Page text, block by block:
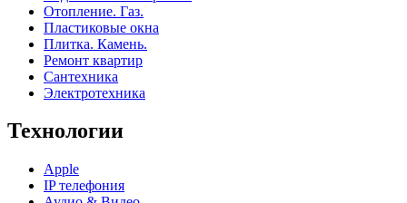
Отопление. Газ.
Пластиковые окна
Плитка. Камень.
Ремонт квартир
Сантехника
Электротехника
Технологии
Apple
IP телефония